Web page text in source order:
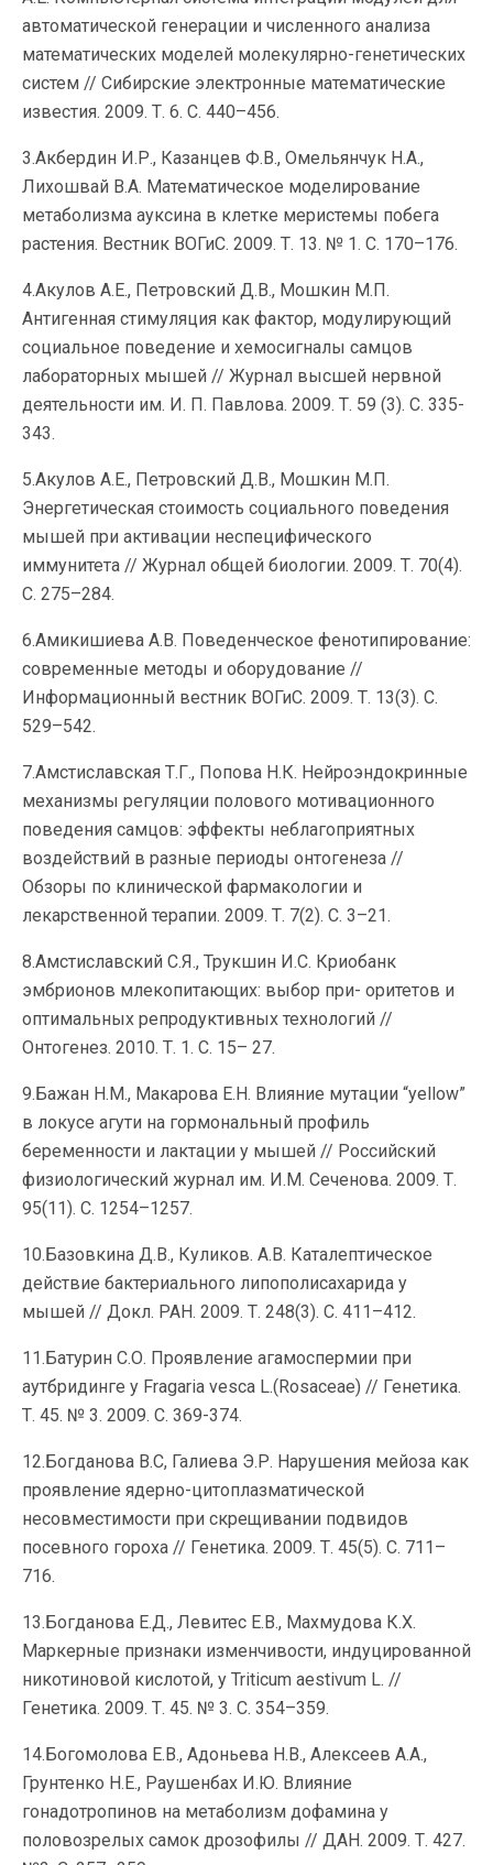
автоматической генерации и численного анализа
математических моделей молекулярно-генетических
систем // Сибирские электронные математические
известия. 2009. Т. 6. С. 440–456.
3.Акбердин И.Р., Казанцев Ф.В., Омельянчук Н.А.,
Лихошвай В.А. Математическое моделирование
метаболизма ауксина в клетке меристемы побега
растения. Вестник ВОГиС. 2009. Т. 13. № 1. С. 170–176.
4.Акулов А.Е., Петровский Д.В., Мошкин М.П.
Антигенная стимуляция как фактор, модулирующий
социальное поведение и хемосигналы самцов
лабораторных мышей // Журнал высшей нервной
деятельности им. И. П. Павлова. 2009. Т. 59 (3). С. 335-
343.
5.Акулов А.Е., Петровский Д.В., Мошкин М.П.
Энергетическая стоимость социального поведения
мышей при активации неспецифического
иммунитета // Журнал общей биологии. 2009. Т. 70(4).
С. 275–284.
6.Амикишиева А.В. Поведенческое фенотипирование:
современные методы и оборудование //
Информационный вестник ВОГиС. 2009. Т. 13(3). С.
529–542.
7.Амстиславская Т.Г., Попова Н.К. Нейроэндокринные
механизмы регуляции полового мотивационного
поведения самцов: эффекты неблагоприятных
воздействий в разные периоды онтогенеза //
Обзоры по клинической фармакологии и
лекарственной терапии. 2009. Т. 7(2). С. 3–21.
8.Амстиславский С.Я., Трукшин И.С. Криобанк
эмбрионов млекопитающих: выбор при- оритетов и
оптимальных репродуктивных технологий //
Онтогенез. 2010. Т. 1. С. 15– 27.
9.Бажан Н.М., Макарова Е.Н. Влияние мутации “yellow”
в локусе агути на гормональный профиль
беременности и лактации у мышей // Российский
физиологический журнал им. И.М. Сеченова. 2009. Т.
95(11). С. 1254–1257.
10.Базовкина Д.В., Куликов. А.В. Каталептическое
действие бактериального липополисахарида у
мышей // Докл. РАН. 2009. Т. 248(3). С. 411–412.
11.Батурин С.О. Проявление агамоспермии при
аутбридинге у Fragaria vesca L.(Rosaceae) // Генетика.
Т. 45. № 3. 2009. С. 369-374.
12.Богданова В.С, Галиева Э.Р. Нарушения мейоза как
проявление ядерно-цитоплазматической
несовместимости при скрещивании подвидов
посевного гороха // Генетика. 2009. Т. 45(5). C. 711–
716.
13.Богданова Е.Д., Левитес Е.В., Махмудова К.Х.
Маркерные признаки изменчивости, индуцированной
никотиновой кислотой, у Triticum aestivum L. //
Генетика. 2009. Т. 45. № 3. С. 354–359.
14.Богомолова Е.В., Адоньева Н.В., Алексеев А.А.,
Грунтенко Н.Е., Раушенбах И.Ю. Влияние
гонадотропинов на метаболизм дофамина у
половозрелых самок дрозофилы // ДАН. 2009. Т. 427.